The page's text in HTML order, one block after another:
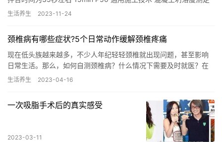
每一工作班或每一单元结构物不应少于两次。 养生二…
生活养生 2023-11-24
颈椎病有哪些症状?5个日常动作缓解颈椎疼痛
现在低头族越来越多，不少人年纪轻轻颈椎就出现问题，甚至影响
日常生活。那么，如何自测颈椎病？什么情况下需要及时就医？在
本期《1分钟养生课》中，同济大学附属同济医院脊柱外科副主任医
生活养生 2023-04-16
一次吸脂手术后的真实感受
2023-03-11